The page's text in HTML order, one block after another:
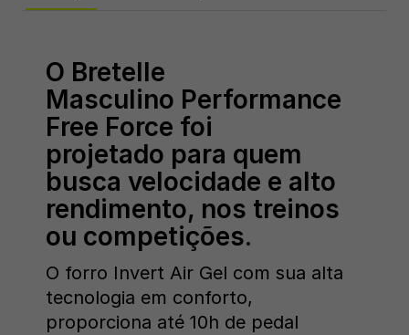
O Bretelle
Masculino Performance
Free Force foi
projetado para quem
busca velocidade e alto
rendimento, nos treinos
ou competições.
O forro Invert Air Gel com sua alta
tecnologia em conforto,
proporciona até 10h de pedal